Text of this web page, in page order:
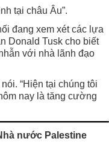
tại châu Âu”.
đang xem xét các lựa
Donald Tusk cho biết
với nhà lãnh đạo
“Hiện tại chúng tôi
nay là tăng cường
nước Palestine